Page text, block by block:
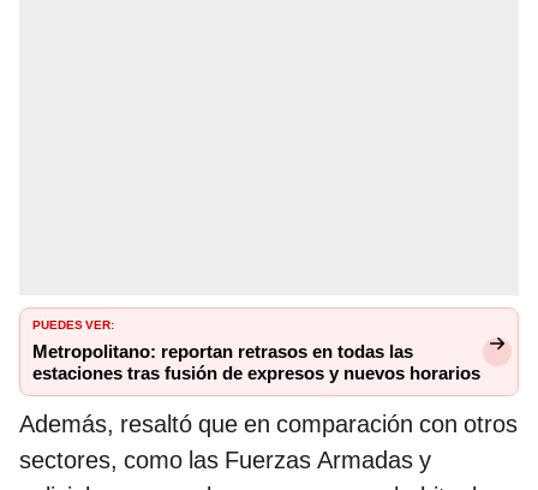
PUEDES VER:
Metropolitano: reportan retrasos en todas las
estaciones tras fusión de expresos y nuevos horarios
Además, resaltó que en comparación con otros
sectores, como las Fuerzas Armadas y